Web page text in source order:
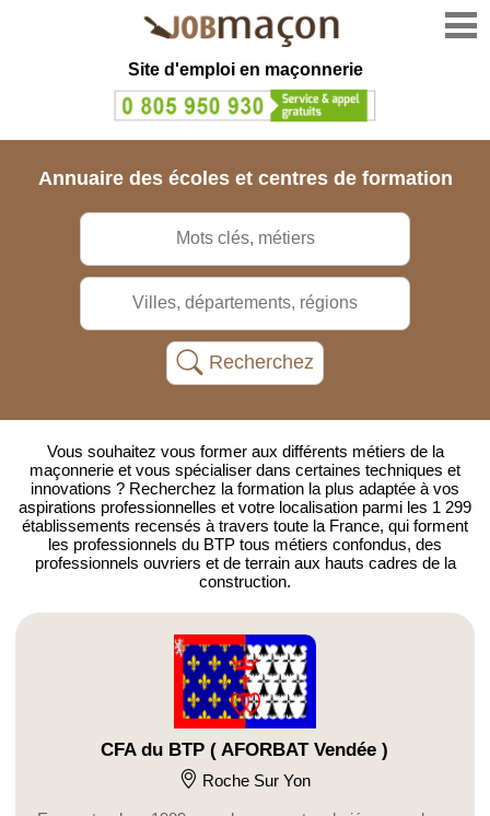
Site d'emploi en maçonnerie
Annuaire des écoles et centres de formation
Recherchez
Vous souhaitez vous former aux différents métiers de la
maçonnerie et vous spécialiser dans certaines techniques et
innovations ? Recherchez la formation la plus adaptée à vos
aspirations professionnelles et votre localisation parmi les 1 299
établissements recensés à travers toute la France, qui forment
les professionnels du BTP tous métiers confondus, des
professionnels ouvriers et de terrain aux hauts cadres de la
construction.
CFA du BTP ( AFORBAT Vendée )
Roche Sur Yon